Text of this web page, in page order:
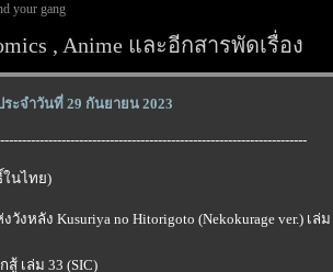
your gang
, Anime และอีกสารพัดเรื่อง
จำวันที่ 29 กันยายน 2023
ในไทย)
งหลัง Kusuriya no Hitorigoto (Nekokurage ver.) เล่ม
สู้ เล่ม 33 (SIC)